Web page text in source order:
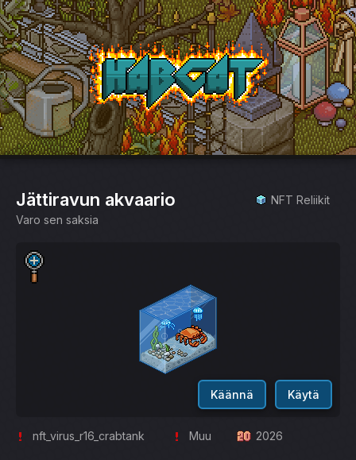
HabCat
Jättiravun akvaario
NFT Reliikit
Varo sen saksia
Käännä Käytä
nft_virus_r16_crabtank Muu 2026